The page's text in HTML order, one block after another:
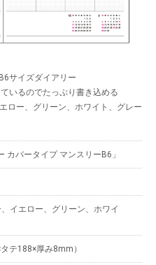
サイズダイアリー
いるのでたっぷり書き込める
ロー、グリーン、ホワイト、グレー
カバータイプ マンスリーB6」
イエロー、グリーン、ホワイ
テ188×厚み8mm）